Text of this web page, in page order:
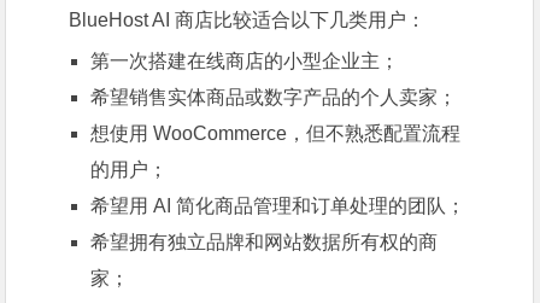
BlueHost AI 商店比较适合以下几类用户：
第一次搭建在线商店的小型企业主；
希望销售实体商品或数字产品的个人卖家；
想使用 WooCommerce，但不熟悉配置流程
的用户；
希望用 AI 简化商品管理和订单处理的团队；
希望拥有独立品牌和网站数据所有权的商
家；